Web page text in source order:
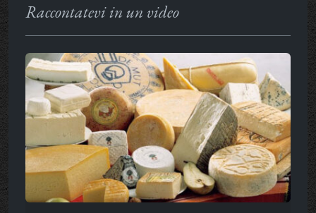
Raccontatevi in un video